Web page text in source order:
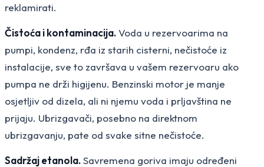
reklamirati.
Čistoća i kontaminacija.Voda u rezervoarima na
pumpi, kondenz, rđa iz starih cisterni, nečistoće iz
instalacije, sve to završava u vašem rezervoaru ako
pumpa ne drži higijenu. Benzinski motor je manje
osjetljiv od dizela, ali ni njemu voda i prljavština ne
prijaju. Ubrizgavači, posebno na direktnom
ubrizgavanju, pate od svake sitne nečistoće.
Sadržaj etanola.Savremena goriva imaju određeni